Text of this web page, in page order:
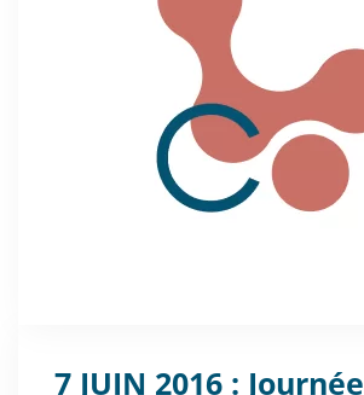
7 JUIN 2016 : Journée